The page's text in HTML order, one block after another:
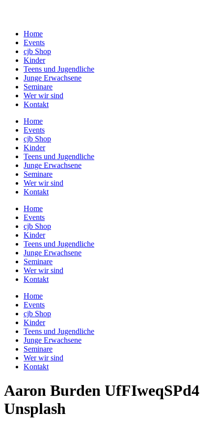
Home
Events
cjb Shop
Kinder
Teens und Jugendliche
Junge Erwachsene
Seminare
Wer wir sind
Kontakt
Home
Events
cjb Shop
Kinder
Teens und Jugendliche
Junge Erwachsene
Seminare
Wer wir sind
Kontakt
Home
Events
cjb Shop
Kinder
Teens und Jugendliche
Junge Erwachsene
Seminare
Wer wir sind
Kontakt
Home
Events
cjb Shop
Kinder
Teens und Jugendliche
Junge Erwachsene
Seminare
Wer wir sind
Kontakt
Aaron Burden UfFIweqSPd4
Unsplash